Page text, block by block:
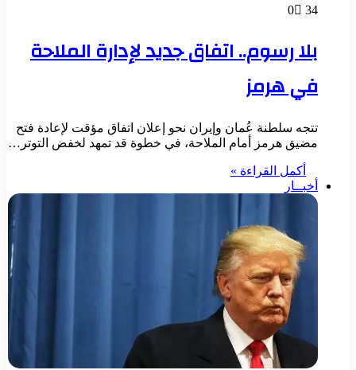
0
34
بلا رسوم.. اتفاق جديد لإدارة الملاحة
في هرمز
تتجه سلطنة عُمان وإيران نحو إعلان اتفاق مؤقت لإعادة فتح
مضيق هرمز أمام الملاحة، في خطوة قد تمهد لخفض التوتر…
أكمل القراءة »
أخبــار